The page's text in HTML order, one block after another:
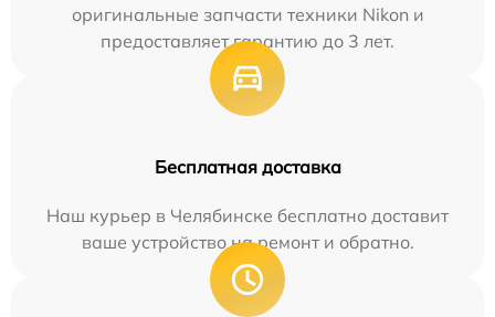
оригинальные запчасти техники Nikon и
предоставляет гарантию до 3 лет.
Бесплатная доставка
Наш курьер в Челябинске бесплатно доставит
ваше устройство на ремонт и обратно.